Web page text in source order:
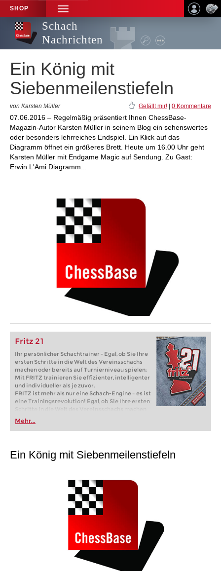
SHOP
TOGGLE
NAVIGATION
Schach
Nachrichten
Ein König mit
Siebenmeilenstiefeln
von Karsten Müller Gefällt mir! 0 Kommentare
07.06.2016 – Regelmäßig präsentiert Ihnen ChessBase-
Magazin-Autor Karsten Müller in seinem Blog ein sehenswertes
oder besonders lehrreiches Endspiel. Ein Klick auf das
Diagramm öffnet ein größeres Brett. Heute um 16.00 Uhr geht
Karsten Müller mit Endgame Magic auf Sendung. Zu Gast:
Erwin L'Ami Diagramm...
Fritz 21
Ihr persönlicher Schachtrainer - Egal, ob Sie Ihre
ersten Schritte in die Welt des Vereinsschachs
machen oder bereits auf Turnierniveau spielen:
Mit FRITZ trainieren Sie effizienter, intelligenter
und individueller als je zuvor.
FRITZ ist mehr als nur eine Schach-Engine – es ist
eine Trainingsrevolution! Egal, ob Sie Ihre ersten
Schritte in die Welt des Vereinsschachs machen
oder bereits auf Turnierniveau spielen: Mit
FRITZ trainieren Sie effizienter, intelligenter und
individueller als je zuvor.
Mehr...
Ein König mit Siebenmeilenstiefeln